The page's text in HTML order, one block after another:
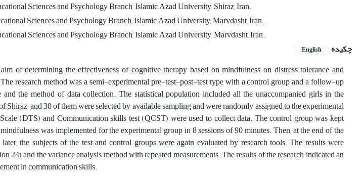
Sciences and Psychology Branch, Islamic Azad University, Shiraz, Iran.
Sciences and Psychology Branch, Islamic Azad University, Marvdasht, Iran.
Sciences and Psychology Branch, Islamic Azad University, Marvdasht, Iran.
چکیده
English
of determining the effectiveness of cognitive therapy based on mindfulness on distress tolerance and
research method was a semi-experimental pre-test-post-test type with a control group and a follow-up
the method of data collection. The statistical population included all the unaccompanied girls in the
and 30 of them were selected by available sampling and were randomly assigned to the experimental
(DTS) and Communication skills test (QCST) were used to collect data. The control group was kept
was implemented for the experimental group in 8 sessions of 90 minutes. Then, at the end of the
the subjects of the test and control groups were again evaluated by research tools. The results were
24) and the variance analysis method with repeated measurements. The results of the research indicated an
in communication skills.